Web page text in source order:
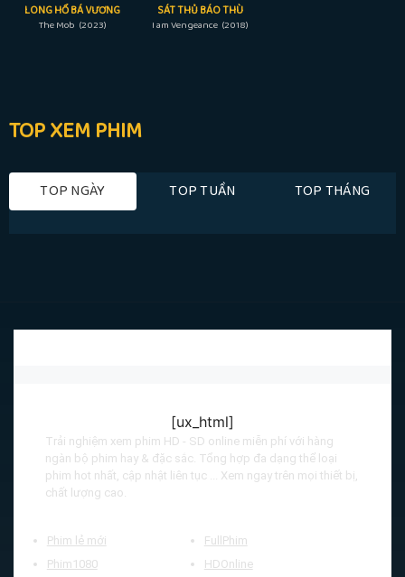
LONG HỔ BÁ VƯƠNG
The Mob (2023)
SÁT THỦ BÁO THÙ
I am Vengeance (2018)
TOP XEM PHIM
TOP NGÀY TOP TUẦN TOP THÁNG